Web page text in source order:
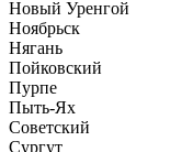
Новый Уренгой
Ноябрьск
Нягань
Пойковский
Пурпе
Пыть-Ях
Советский
Сургут